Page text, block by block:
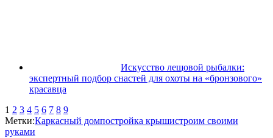
Искусство лещовой рыбалки:
экспертный подбор снастей для охоты на «бронзового»
красавца
1 2 3 4 5 6 7 8 9
Метки:Каркасный домпостройка крышистроим своими
руками